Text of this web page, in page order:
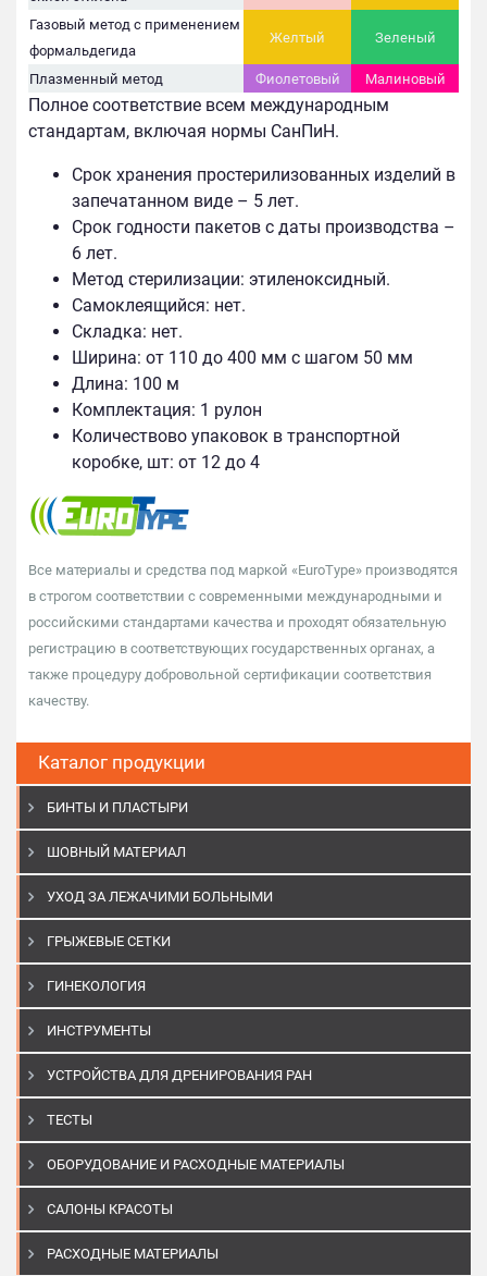
Каталог продукции
БИНТЫ И ПЛАСТЫРИ
ШОВНЫЙ МАТЕРИАЛ
УХОД ЗА ЛЕЖАЧИМИ БОЛЬНЫМИ
ГРЫЖЕВЫЕ СЕТКИ
ГИНЕКОЛОГИЯ
ИНСТРУМЕНТЫ
УСТРОЙСТВА ДЛЯ ДРЕНИРОВАНИЯ РАН
ТЕСТЫ
ОБОРУДОВАНИЕ И РАСХОДНЫЕ МАТЕРИАЛЫ
САЛОНЫ КРАСОТЫ
РАСХОДНЫЕ МАТЕРИАЛЫ
Газовый метод с применением
формальдегида
Желтый Зеленый
Плазменный метод Фиолетовый Малиновый
Полное соответствие всем международным
стандартам, включая нормы СанПиН.
Срок хранения простерилизованных изделий в
запечатанном виде – 5 лет.
Срок годности пакетов с даты производства –
6 лет.
Метод стерилизации: этиленоксидный.
Самоклеящийся: нет.
Складка: нет.
Ширина: от 110 до 400 мм с шагом 50 мм
Длина: 100 м
Комплектация: 1 рулон
Количествово упаковок в транспортной
коробке, шт: от 12 до 4
Все материалы и средства под маркой «EuroType» производятся
в строгом соответствии с современными международными и
российскими стандартами качества и проходят обязательную
регистрацию в соответствующих государственных органах, а
также процедуру добровольной сертификации соответствия
качеству.